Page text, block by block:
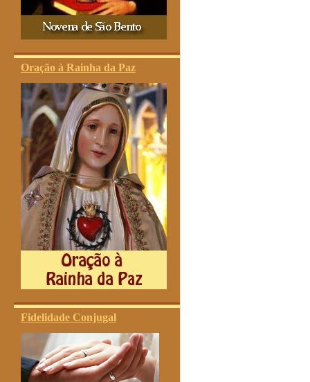
Oração à Rainha da Paz
Fidelidade Conjugal